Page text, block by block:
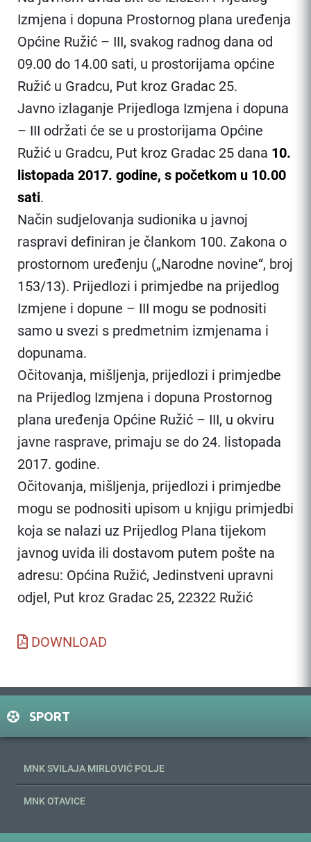
Izmjena i dopuna Prostornog plana uređenja
Općine Ružić – III, svakog radnog dana od
09.00 do 14.00 sati, u prostorijama općine
Ružić u Gradcu, Put kroz Gradac 25.
Javno izlaganje Prijedloga Izmjena i dopuna
– III održati će se u prostorijama Općine
Ružić u Gradcu, Put kroz Gradac 25 dana 10.
listopada 2017. godine, s početkom u 10.00
sati.
Način sudjelovanja sudionika u javnoj
raspravi definiran je člankom 100. Zakona o
prostornom uređenju („Narodne novine“, broj
153/13). Prijedlozi i primjedbe na prijedlog
Izmjene i dopune – III mogu se podnositi
samo u svezi s predmetnim izmjenama i
dopunama.
Očitovanja, mišljenja, prijedlozi i primjedbe
na Prijedlog Izmjena i dopuna Prostornog
plana uređenja Općine Ružić – III, u okviru
javne rasprave, primaju se do 24. listopada
2017. godine.
Očitovanja, mišljenja, prijedlozi i primjedbe
mogu se podnositi upisom u knjigu primjedbi
koja se nalazi uz Prijedlog Plana tijekom
javnog uvida ili dostavom putem pošte na
adresu: Općina Ružić, Jedinstveni upravni
odjel, Put kroz Gradac 25, 22322 Ružić
DOWNLOAD
SPORT
MNK SVILAJA MIRLOVIĆ POLJE
MNK OTAVICE